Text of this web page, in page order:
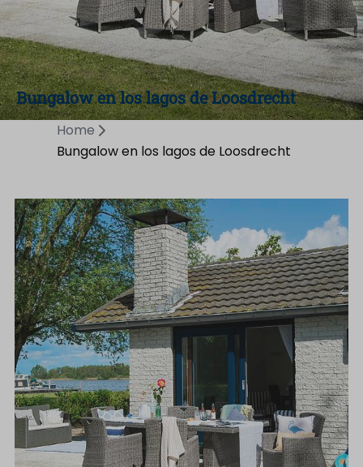
Bungalow en los lagos de Loosdrecht
Home
Bungalow en los lagos de Loosdrecht